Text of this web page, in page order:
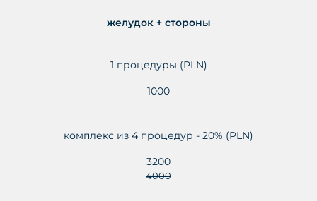
желудок + стороны
1 процедуры (PLN)
1000
комплекс из 4 процедур - 20% (PLN)
3200
4000